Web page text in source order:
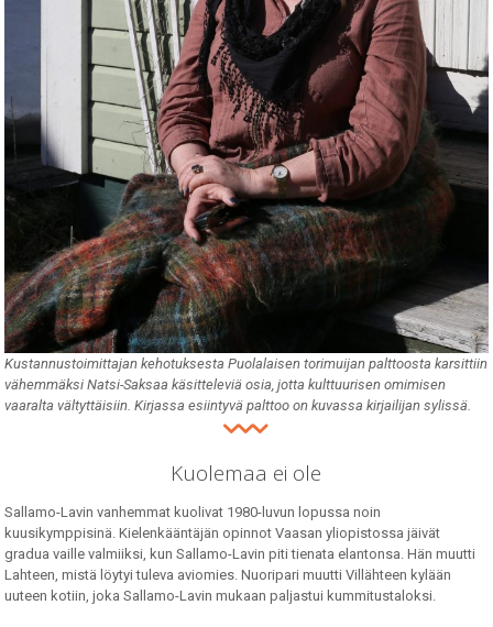
Kustannustoimittajan kehotuksesta Puolalaisen torimuijan palttoosta karsittiin
vähemmäksi Natsi-Saksaa käsitteleviä osia, jotta kulttuurisen omimisen
vaaralta vältyttäisiin. Kirjassa esiintyvä palttoo on kuvassa kirjailijan sylissä.
Kuolemaa ei ole
Sallamo-Lavin vanhemmat kuolivat 1980-luvun lopussa noin
kuusikymppisinä. Kielenkääntäjän opinnot Vaasan yliopistossa jäivät
gradua vaille valmiiksi, kun Sallamo-Lavin piti tienata elantonsa. Hän muutti
Lahteen, mistä löytyi tuleva aviomies. Nuoripari muutti Villähteen kylään
uuteen kotiin, joka Sallamo-Lavin mukaan paljastui kummitustaloksi.